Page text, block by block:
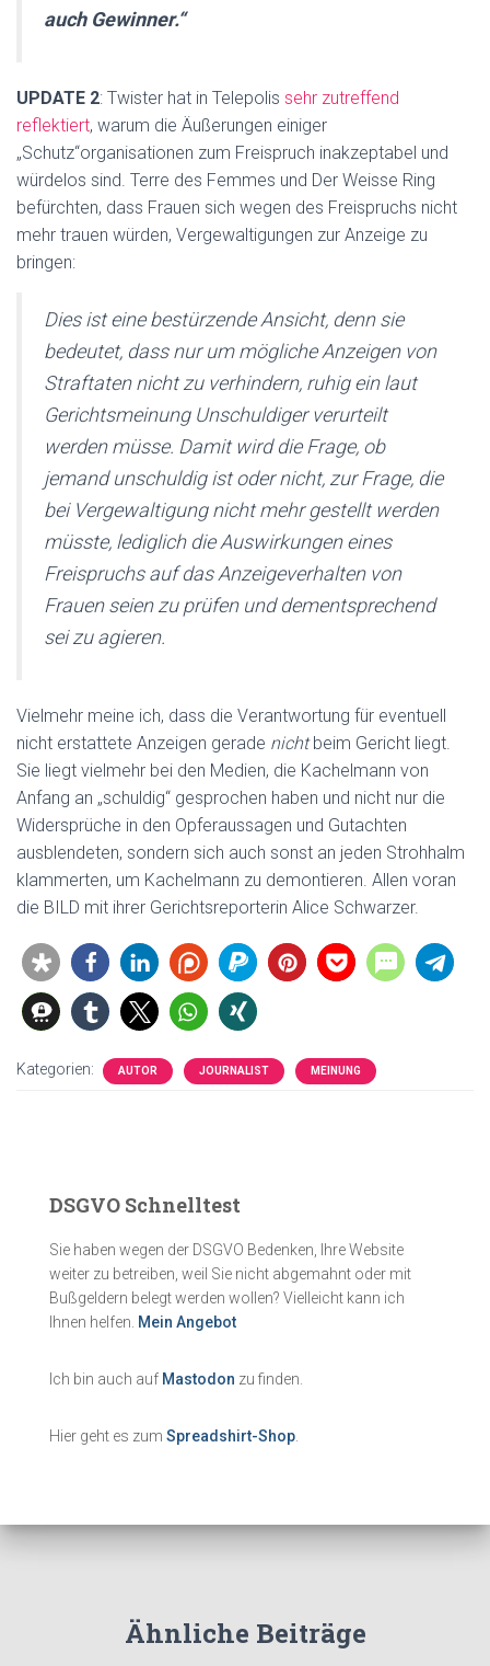
auch Gewinner.“
UPDATE 2: Twister hat in Telepolis sehr zutreffend
reflektiert, warum die Äußerungen einiger
„Schutz“organisationen zum Freispruch inakzeptabel und
würdelos sind. Terre des Femmes und Der Weisse Ring
befürchten, dass Frauen sich wegen des Freispruchs nicht
mehr trauen würden, Vergewaltigungen zur Anzeige zu
bringen:
Dies ist eine bestürzende Ansicht, denn sie
bedeutet, dass nur um mögliche Anzeigen von
Straftaten nicht zu verhindern, ruhig ein laut
Gerichtsmeinung Unschuldiger verurteilt
werden müsse. Damit wird die Frage, ob
jemand unschuldig ist oder nicht, zur Frage, die
bei Vergewaltigung nicht mehr gestellt werden
müsste, lediglich die Auswirkungen eines
Freispruchs auf das Anzeigeverhalten von
Frauen seien zu prüfen und dementsprechend
sei zu agieren.
Vielmehr meine ich, dass die Verantwortung für eventuell
nicht erstattete Anzeigen gerade nichtbeim Gericht liegt.
Sie liegt vielmehr bei den Medien, die Kachelmann von
Anfang an „schuldig“ gesprochen haben und nicht nur die
Widersprüche in den Opferaussagen und Gutachten
ausblendeten, sondern sich auch sonst an jeden Strohhalm
klammerten, um Kachelmann zu demontieren. Allen voran
die BILD mit ihrer Gerichtsreporterin Alice Schwarzer.
Kategorien: AUTOR JOURNALIST MEINUNG
DSGVO Schnelltest
Sie haben wegen der DSGVO Bedenken, Ihre Website
weiter zu betreiben, weil Sie nicht abgemahnt oder mit
Bußgeldern belegt werden wollen? Vielleicht kann ich
Ihnen helfen. Mein Angebot
Ich bin auch auf Mastodon zu finden.
Hier geht es zum Spreadshirt-Shop
Ähnliche Beiträge